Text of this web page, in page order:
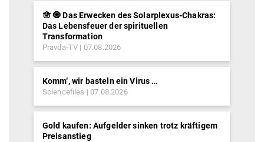
🪬 🧿 Das Erwecken des Solarplexus-Chakras:
Das Lebensfeuer der spirituellen
Transformation
Pravda-TV 07.08.2026
Komm‘, wir basteln ein Virus …
Sciencefiles 07.08.2026
Gold kaufen: Aufgelder sinken trotz kräftigem
Preisanstieg